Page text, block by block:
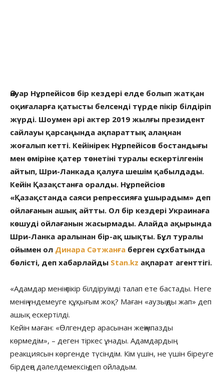
Әнуар Нұрпейісов бір кездері елде болып жатқан
оқиғаларға қатысты белсенді түрде пікір білдіріп
жүрді. Шоумен әрі актер 2019 жылғы президент
сайлауы қарсаңында ақпараттық алаңнан
жоғалып кетті. Кейінірек Нұрпейісов бостандығы
мен өміріне қатер төнетіні туралы ескертілгенін
айтып, Шри-Ланкада қалуға шешім қабылдады.
Кейін Қазақстанға оралды. Нұрпейсіов
«Қазақстанда саяси репрессияға ұшырадым» деп
ойлағанын ашық айтты. Ол бір кездері Украинаға
көшуді ойлағанын жасырмады. Алайда ақырында
Шри-Ланка аралынан бір-ақ шықты. Бұл туралы
ойымен ол Динара Сәтжанға берген сұхбатында
бөлісті, деп хабарлайды Stan.kz ақпарат агенттігі.
«Адамдар менің пікір білдіруімді талап ете бастады. Неге
менің үндемеуге құқығым жоқ? Маған «аузыңды жап» деп
ашық ескертілді.
Кейін маған: «Өлгендер арасынан жеңімпазды
көрмедім», – деген тіркес ұнады. Адамдардың
реакциясын көргенде түсіндім. Кім үшін, не үшін біреуге
бірдеңе дәлелдемексің деп ойладым.